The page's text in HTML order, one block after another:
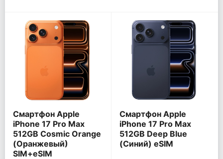
Смартфон Apple
iPhone 17 Pro Max
512GB Cosmic Orange
(Оранжевый)
SIM+eSIM
Смартфон Apple
iPhone 17 Pro Max
512GB Deep Blue
(Синий) eSIM